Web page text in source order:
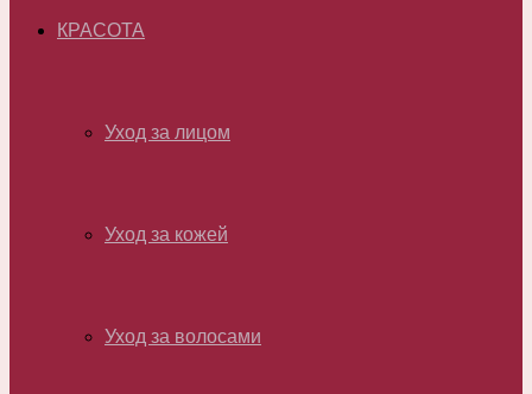
КРАСОТА
Уход за лицом
Уход за кожей
Уход за волосами